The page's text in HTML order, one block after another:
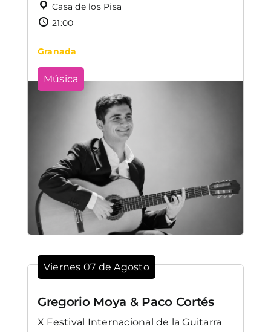
Casa de los Pisa
21:00
Granada
Música
Viernes 07 de Agosto
Gregorio Moya & Paco Cortés
X Festival Internacional de la Guitarra